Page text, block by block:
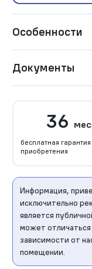
Особенности
Документы
36
бесплатная
приобретения
Информация,
исключительно
является
может отличаться
зависимости от
помещении.